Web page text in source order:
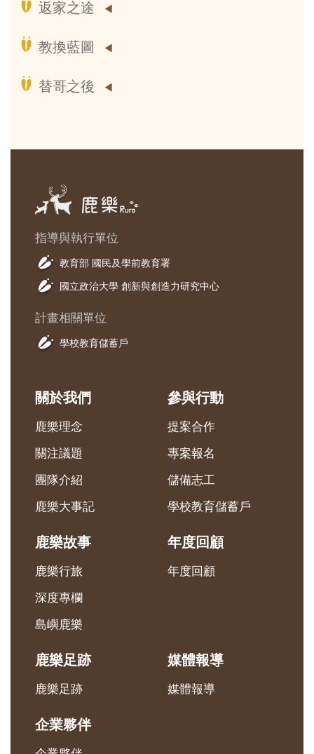
返家之途
教換藍圖
替哥之後
指導與執行單位
教育部 國民及學前教育署
國立政治大學 創新與創造力研究中心
計畫相關單位
學校教育儲蓄戶
關於我們
鹿樂理念
關注議題
團隊介紹
鹿樂大事記
參與行動
提案合作
專案報名
儲備志工
學校教育儲蓄戶
鹿樂故事
鹿樂行旅
深度專欄
島嶼鹿樂
年度回顧
年度回顧
鹿樂足跡
鹿樂足跡
媒體報導
媒體報導
企業夥伴